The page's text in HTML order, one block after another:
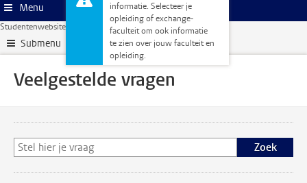
informatie. Selecteer je
opleiding of exchange-
faculteit om ook informatie
te zien over jouw faculteit en
opleiding.
Menu
Studentenwebsite Veelgestelde vragen
Submenu
Veelgestelde vragen
Zoek